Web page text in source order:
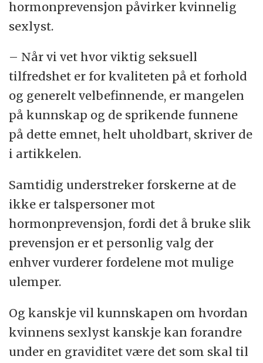
hormonprevensjon påvirker kvinnelig
sexlyst.
– Når vi vet hvor viktig seksuell
tilfredshet er for kvaliteten på et forhold
og generelt velbefinnende, er mangelen
på kunnskap og de sprikende funnene
på dette emnet, helt uholdbart, skriver de
i artikkelen.
Samtidig understreker forskerne at de
ikke er talspersoner mot
hormonprevensjon, fordi det å bruke slik
prevensjon er et personlig valg der
enhver vurderer fordelene mot mulige
ulemper.
Og kanskje vil kunnskapen om hvordan
kvinnens sexlyst kanskje kan forandre
under en graviditet være det som skal til